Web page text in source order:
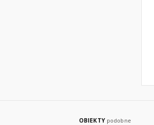
OBIEKTY podobne